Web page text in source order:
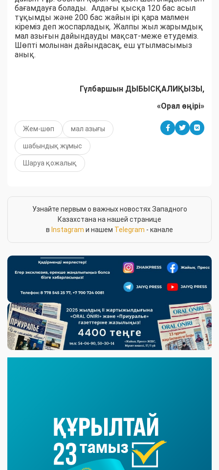
бағамдауға болады. Алдағы қысқа 120 бас асыл
тұқымды және 200 бас жайын ірі қара малмен
кіреміз деп жоспарладық. Жалпы жыл жарымдық
мал азығын дайындауды мақсат-меже етудеміз.
Шөпті молынан дайындасақ, еш ұтылмасымыз
анық.
Гүлбаршын ДЫБЫСҚАЛИҚЫЗЫ,
«Орал өңірі»
Жем-шөп мал азығы
шабындық жұмыс
Шаруа қожалық
Узнайте первым о важных новостях Западного
Казахстана на нашей странице
в Instagram и нашем Telegram - канале